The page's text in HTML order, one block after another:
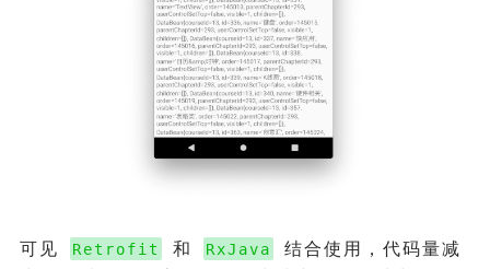
可见 Retrofit 和 RxJava
结合使用，代码量减